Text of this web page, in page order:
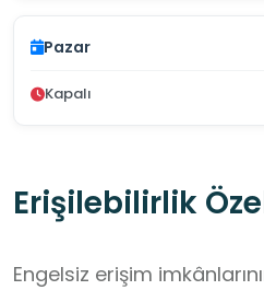
Pazar
Kapalı
Erişilebilirlik
Engelsiz erişim